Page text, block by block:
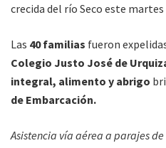
crecida del río Seco este
Las 40 familias fueron
Colegio Justo José de
integral, alimento y abrigo
de Embarcación.
Asistencia vía aérea a parajes